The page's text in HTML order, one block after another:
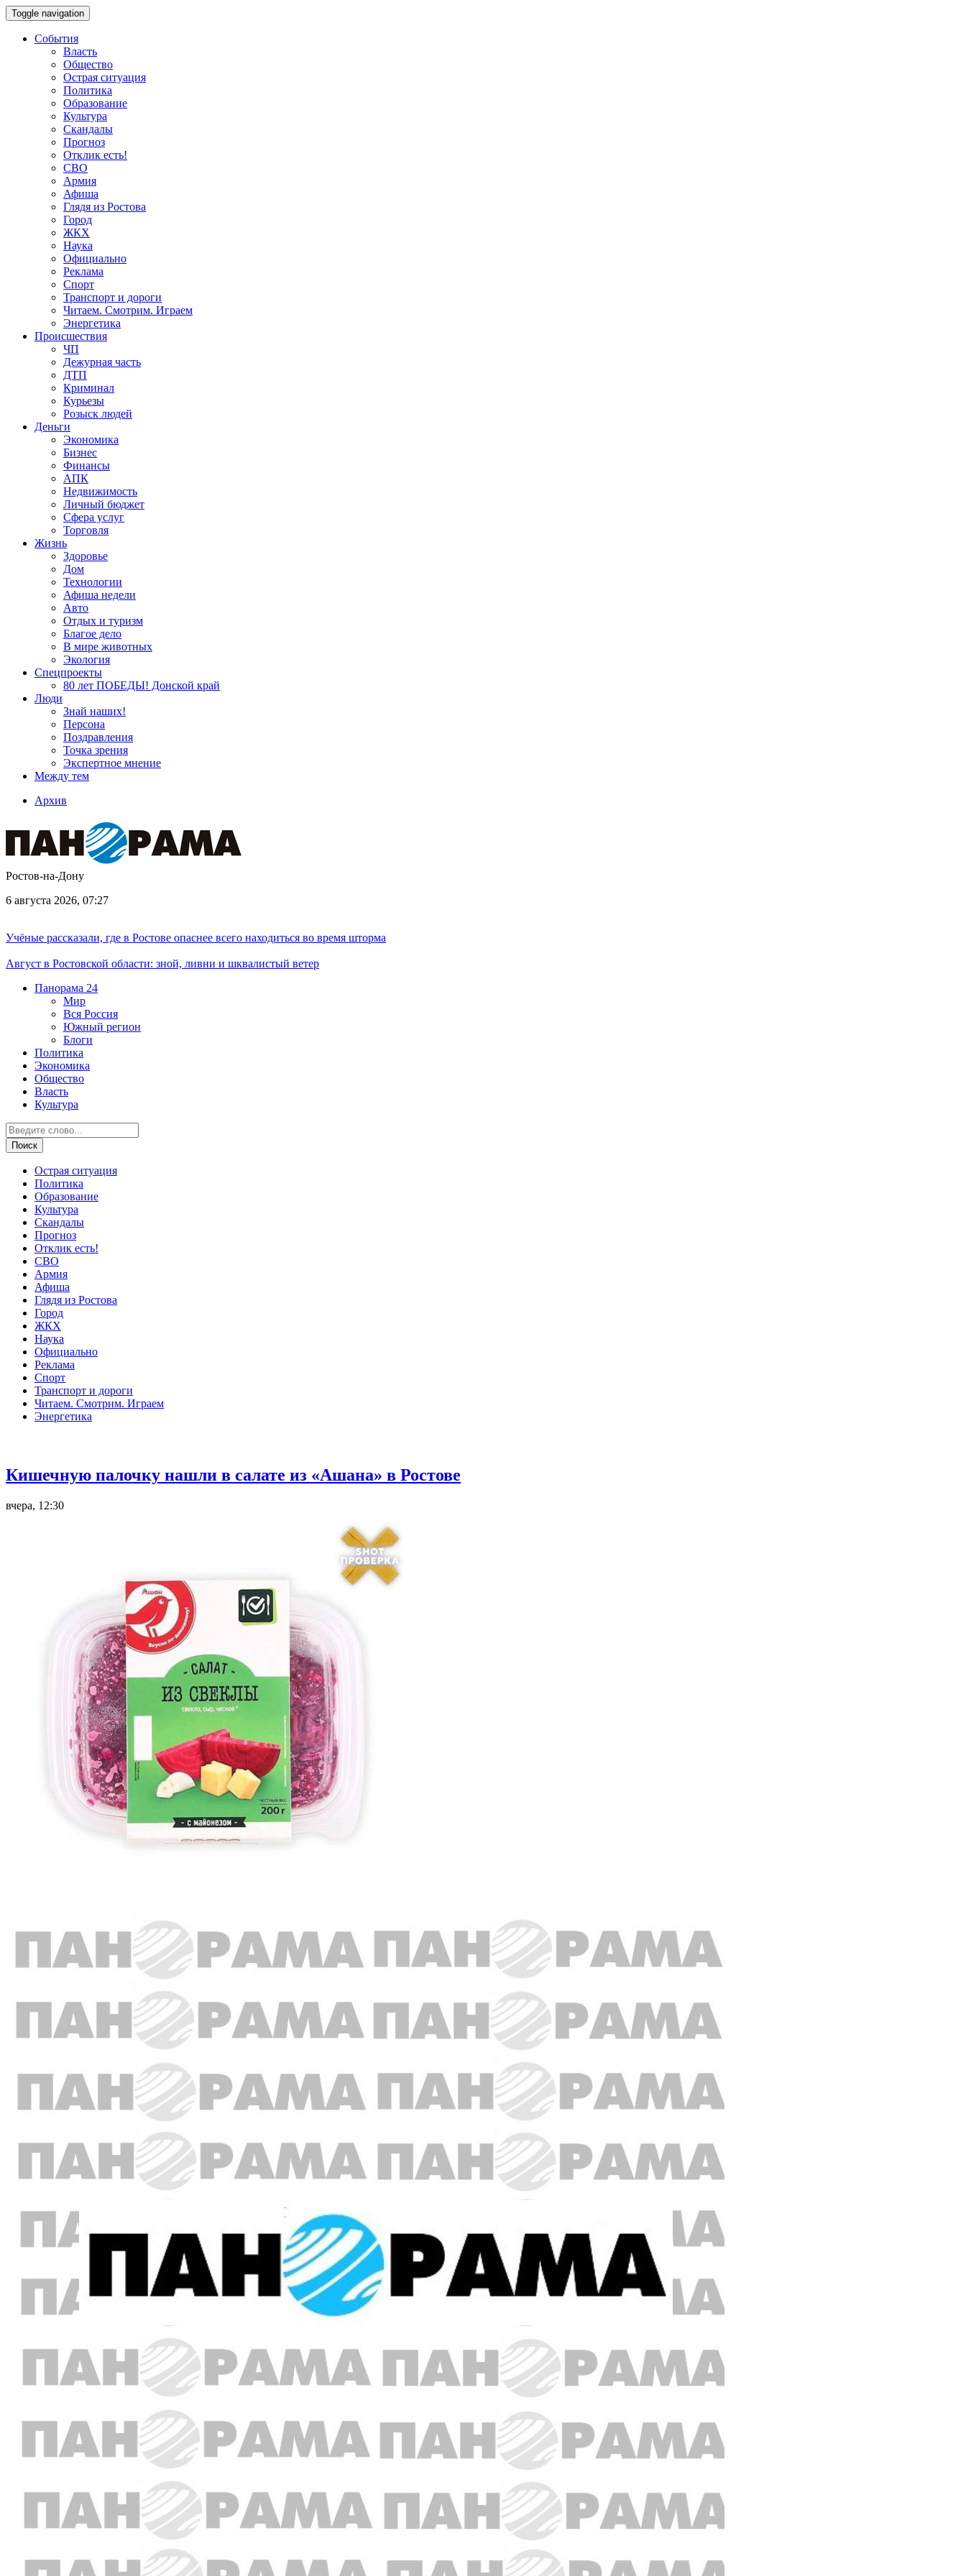
Toggle navigation
События
Власть
Общество
Острая ситуация
Политика
Образование
Культура
Скандалы
Прогноз
Отклик есть!
СВО
Армия
Афиша
Глядя из Ростова
Город
ЖКХ
Наука
Официально
Реклама
Спорт
Транспорт и дороги
Читаем. Смотрим. Играем
Энергетика
Происшествия
ЧП
Дежурная часть
ДТП
Криминал
Курьезы
Розыск людей
Деньги
Экономика
Бизнес
Финансы
АПК
Недвижимость
Личный бюджет
Сфера услуг
Торговля
Жизнь
Здоровье
Дом
Технологии
Афиша недели
Авто
Отдых и туризм
Благое дело
В мире животных
Экология
Спецпроекты
80 лет ПОБЕДЫ! Донской край
Люди
Знай наших!
Персона
Поздравления
Точка зрения
Экспертное мнение
Между тем
Архив
Ростов-на-Дону
6 августа 2026, 07:27
Учёные рассказали, где в Ростове опаснее всего находиться во время шторма
Август в Ростовской области: зной, ливни и шквалистый ветер
Панорама 24
Мир
Вся Россия
Южный регион
Блоги
Политика
Экономика
Общество
Власть
Культура
Острая ситуация
Политика
Образование
Культура
Скандалы
Прогноз
Отклик есть!
СВО
Армия
Афиша
Глядя из Ростова
Город
ЖКХ
Наука
Официально
Реклама
Спорт
Транспорт и дороги
Читаем. Смотрим. Играем
Энергетика
Кишечную палочку нашли в салате из «Ашана» в Ростове
вчера, 12:30